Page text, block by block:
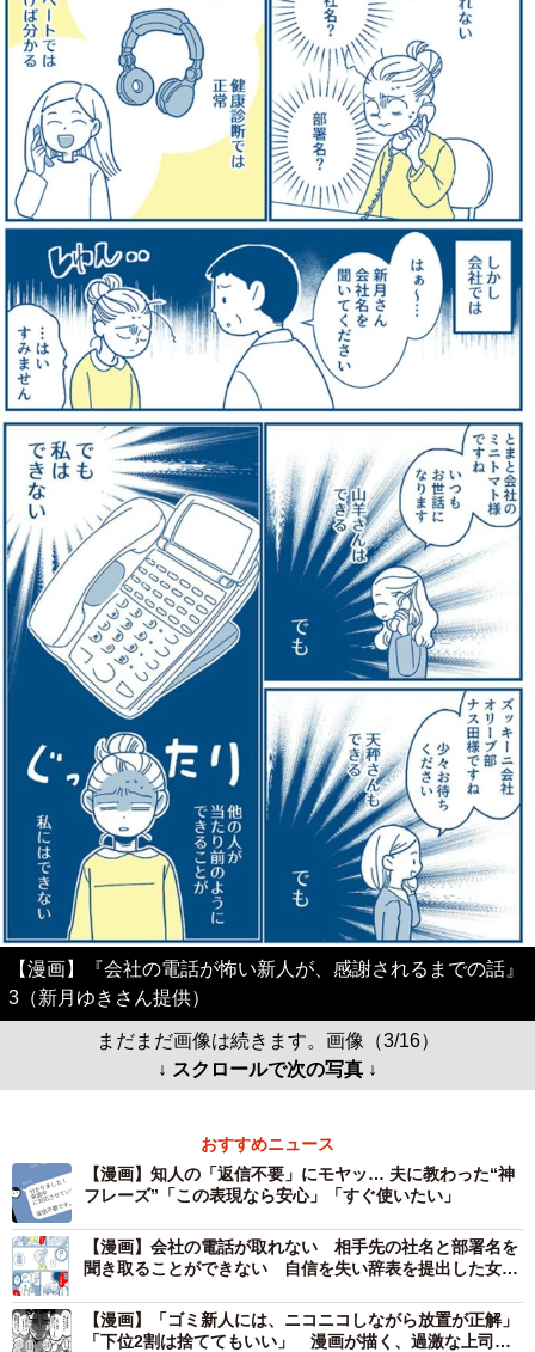
【漫画】『会社の電話が怖い新人が、感謝されるまでの話』
3（新月ゆきさん提供）
まだまだ画像は続きます。画像（3/16）
↓ スクロールで次の写真 ↓
おすすめニュース
【漫画】知人の「返信不要」にモヤッ… 夫に教わった“神
フレーズ”「この表現なら安心」「すぐ使いたい」
【漫画】会社の電話が取れない 相手先の社名と部署名を
聞き取ることができない 自信を失い辞表を提出した女性
【漫画】「ゴミ新人には、ニコニコしながら放置が正解」
「下位2割は捨ててもいい」 漫画が描く、過激な上司